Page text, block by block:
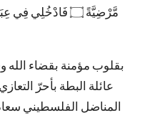
بقلوب مؤمنة بقضاء الله
عائلة البطة بأحرّ
المناضل الفلسطيني